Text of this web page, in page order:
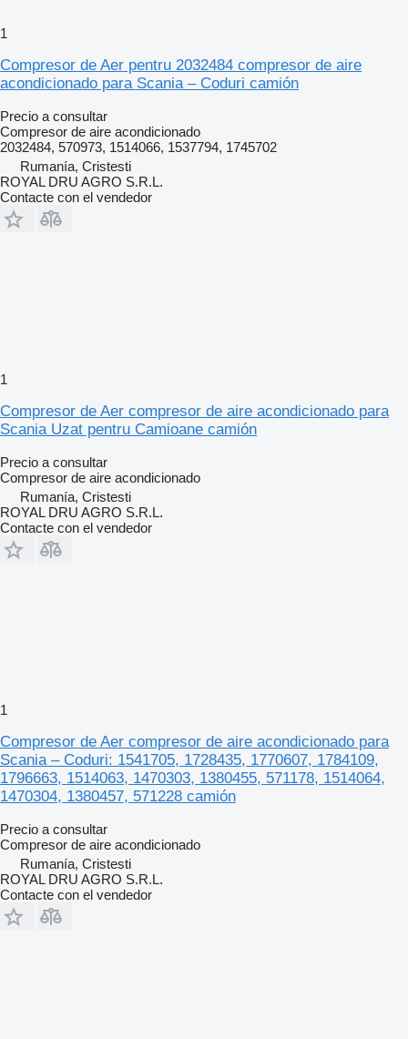
1
Compresor de Aer pentru 2032484 compresor de aire
acondicionado para Scania – Coduri camión
Precio a consultar
Compresor de aire acondicionado
2032484, 570973, 1514066, 1537794, 1745702
Rumanía, Cristesti
ROYAL DRU AGRO S.R.L.
Contacte con el vendedor
1
Compresor de Aer compresor de aire acondicionado para
Scania Uzat pentru Camioane camión
Precio a consultar
Compresor de aire acondicionado
Rumanía, Cristesti
ROYAL DRU AGRO S.R.L.
Contacte con el vendedor
1
Compresor de Aer compresor de aire acondicionado para
Scania – Coduri: 1541705, 1728435, 1770607, 1784109,
1796663, 1514063, 1470303, 1380455, 571178, 1514064,
1470304, 1380457, 571228 camión
Precio a consultar
Compresor de aire acondicionado
Rumanía, Cristesti
ROYAL DRU AGRO S.R.L.
Contacte con el vendedor